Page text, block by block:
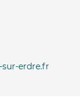
erdre.fr